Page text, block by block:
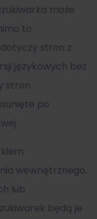
może
to
stron z
językowych bez
stron
po
wewnętrznego.
lub
będą je